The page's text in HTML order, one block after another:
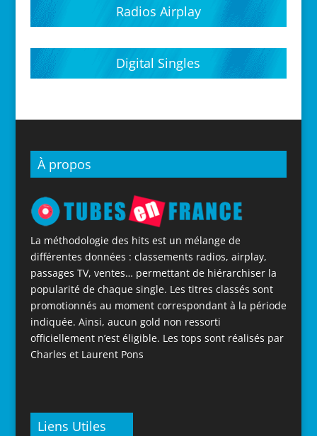
Radios Airplay
Digital Singles
À propos
La méthodologie des hits est un mélange de
différentes données : classements radios, airplay,
passages TV, ventes… permettant de hiérarchiser la
popularité de chaque single. Les titres classés sont
promotionnés au moment correspondant à la période
indiquée. Ainsi, aucun gold non ressorti
officiellement n’est éligible. Les tops sont réalisés par
Charles et Laurent Pons
Liens Utiles